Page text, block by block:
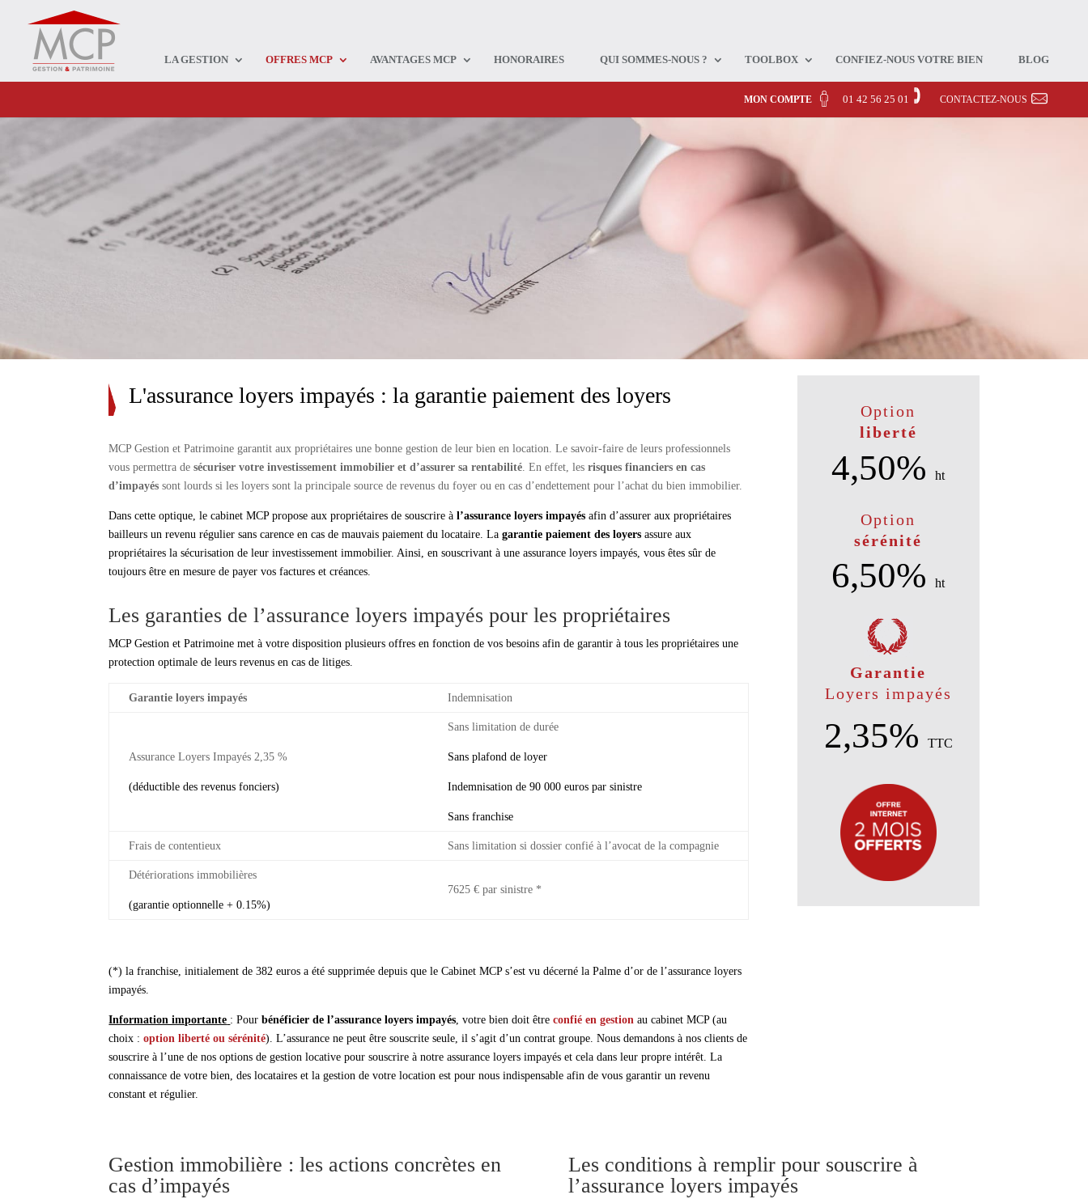
LA GESTION OFFRES MCP AVANTAGES MCP HONORAIRES QUI SOMMES-NOUS ? TOOLBOX CONFIEZ-NOUS VOTRE BIEN BLOG
MON COMPTE 01 42 56 25 01 CONTACTEZ-NOUS
L'assurance loyers impayés : la garantie paiement des loyers
MCP Gestion et Patrimoine garantit aux propriétaires une bonne gestion de leur bien en location. Le savoir-faire de leurs professionnels
vous permettra desécuriser votre investissement immobilier et d’assurer sa rentabilité. En effet, lesrisques financiers en cas
d’impayés sont lourds si les loyers sont la principale source de revenus du foyer ou en cas d’endettement pour l’achat du bien immobilier.
Dans cette optique, le cabinet MCP propose aux propriétaires de souscrire à l’assurance loyers impayés afin d’assurer aux propriétaires
bailleurs un revenu régulier sans carence en cas de mauvais paiement du locataire. Lagarantie paiement des loyers assure aux
propriétaires la sécurisation de leur investissement immobilier. Ainsi, en souscrivant à une assurance loyers impayés, vous êtes sûr de
toujours être en mesure de payer vos factures et créances.
Les garanties de l’assurance loyers impayés pour les propriétaires
MCP Gestion et Patrimoine met à votre disposition plusieurs offres en fonction de vos besoins afin de garantir à tous les propriétaires une
protection optimale de leurs revenus en cas de litiges.
Garantie loyers impayés Indemnisation
Assurance Loyers Impayés 2,35 %
(déductible des revenus fonciers)
Sans limitation de durée
Sans plafond de loyer
Indemnisation de 90 000 euros par sinistre
Sans franchise
Frais de contentieux Sans limitation si dossier confié à l’avocat de la compagnie
Détériorations immobilières
(garantie optionnelle + 0.15%)
7625 € par sinistre *
(*) la franchise, initialement de 382 euros a été supprimée depuis que le Cabinet MCP s’est vu décerné la Palme d’or de l’assurance loyers
impayés.
Information importante : Pourbénéficier de l’assurance loyers impayés , votre bien doit êtreconfié en gestion au cabinet MCP (au
choix :option liberté ou sérénité). L’assurance ne peut être souscrite seule, il s’agit d’un contrat groupe. Nous demandons à nos clients de
souscrire à l’une de nos options de gestion locative pour souscrire à notre assurance loyers impayés et cela dans leur propre intérêt. La
connaissance de votre bien, des locataires et la gestion de votre location est pour nous indispensable afin de vous garantir un revenu
constant et régulier.
Option
liberté
4,50%ht
Option
sérénité
6,50%ht
Garantie
Loyers impayés
2,35% TTC
Gestion immobilière : les actions concrètes en
cas d’impayés
Les conditions à remplir pour souscrire à
l’assurance loyers impayés